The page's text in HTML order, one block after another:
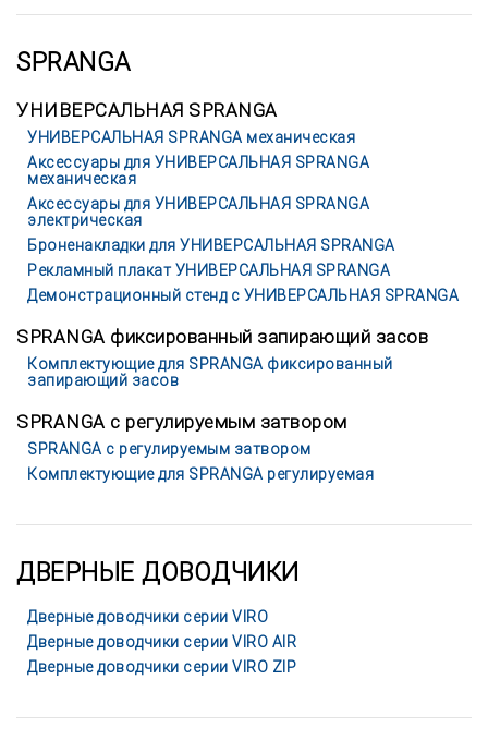
SPRANGA
УНИВЕРСАЛЬНАЯ SPRANGA
УНИВЕРСАЛЬНАЯ SPRANGA механическая
Аксессуары для УНИВЕРСАЛЬНАЯ SPRANGA
механическая
Аксессуары для УНИВЕРСАЛЬНАЯ SPRANGA
электрическая
Броненакладки для УНИВЕРСАЛЬНАЯ SPRANGA
Рекламный плакат УНИВЕРСАЛЬНАЯ SPRANGA
Демонстрационный стенд с УНИВЕРСАЛЬНАЯ SPRANGA
SPRANGA фиксированный запирающий засов
Комплектующие для SPRANGA фиксированный
запирающий засов
SPRANGA с регулируемым затвором
SPRANGA с регулируемым затвором
Комплектующие для SPRANGA регулируемая
ДВЕРНЫЕ ДОВОДЧИКИ
Дверные доводчики серии VIRO
Дверные доводчики серии VIRO AIR
Дверные доводчики серии VIRO ZIP